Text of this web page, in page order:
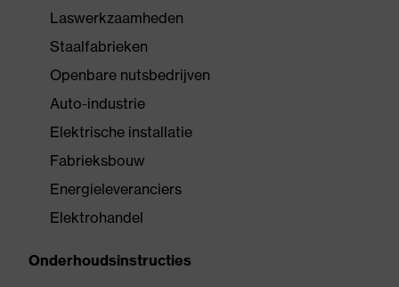
Laswerkzaamheden
Staalfabrieken
Openbare nutsbedrijven
Auto-industrie
Elektrische installatie
Fabrieksbouw
Energieleveranciers
Elektrohandel
Onderhoudsinstructies